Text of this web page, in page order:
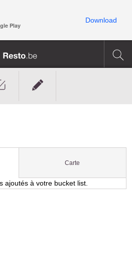
Carte
ajoutés à votre bucket list.
Play
Download